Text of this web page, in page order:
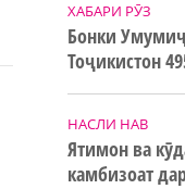
ХАБАРИ РӮЗ
Бонки
Тоҷикистон
НАСЛИ НАВ
Ятимон ва
камбизоат